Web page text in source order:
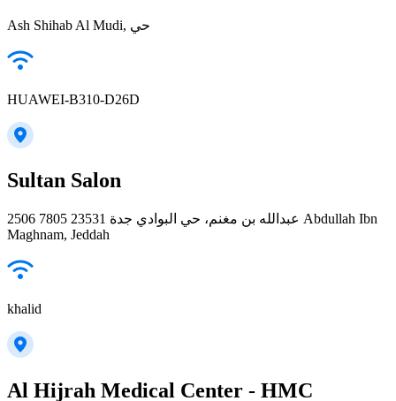
Ash Shihab Al Mudi, حي
HUAWEI-B310-D26D
Sultan Salon
2506 عبدالله بن مغنم، حي البوادي جدة 23531 7805 Abdullah Ibn
Maghnam, Jeddah
khalid
Al Hijrah Medical Center - HMC